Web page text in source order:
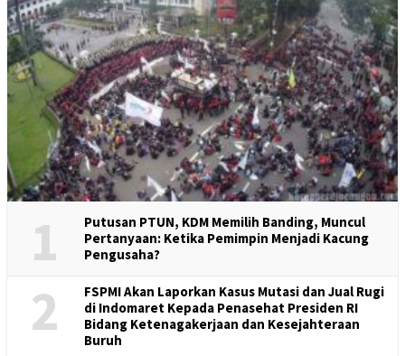
1
Putusan PTUN, KDM Memilih Banding, Muncul
Pertanyaan: Ketika Pemimpin Menjadi Kacung
Pengusaha?
2
FSPMI Akan Laporkan Kasus Mutasi dan Jual Rugi
di Indomaret Kepada Penasehat Presiden RI
Bidang Ketenagakerjaan dan Kesejahteraan
Buruh